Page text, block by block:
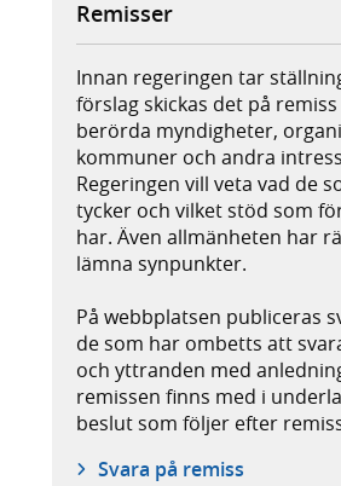
Remisser
Innan regeringen tar
förslag skickas det på
berörda myndigheter,
kommuner och andra
Regeringen vill veta vad de
tycker och vilket stöd som
har. Även allmänheten har
lämna synpunkter.
På webbplatsen publiceras
de som har ombetts att
och yttranden med
remissen finns med i
beslut som följer efter
Svara på remiss